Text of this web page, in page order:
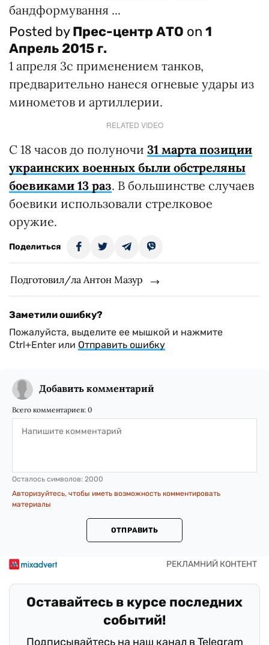
бандформування ...
Posted byПрес-центр АТО on 1
Апрель 2015 г.
1 апреля 3с применением танков,
предварительно нанеся огневые удары из
минометов и артиллерии.
RELATED VIDEO
С 18 часов до полуночи 31 марта позиции
украинских военных были обстреляны
боевиками 13 раз. В большинстве случаев
боевики использовали стрелковое
оружие.
Поделиться
Подготовил/ла Антон Мазур
Заметили ошибку?
Пожалуйста, выделите ее мышкой и нажмите
Ctrl+Enter или Отправить ошибку
Добавить комментарий
Всего комментариев: 0
Осталось символов: 2000
Авторизуйтесь, чтобы иметь возможность комментировать
материалы
ОТПРАВИТЬ
Оставайтесь в курсе последних
событий!
Подписывайтесь на наш канал в Telegram